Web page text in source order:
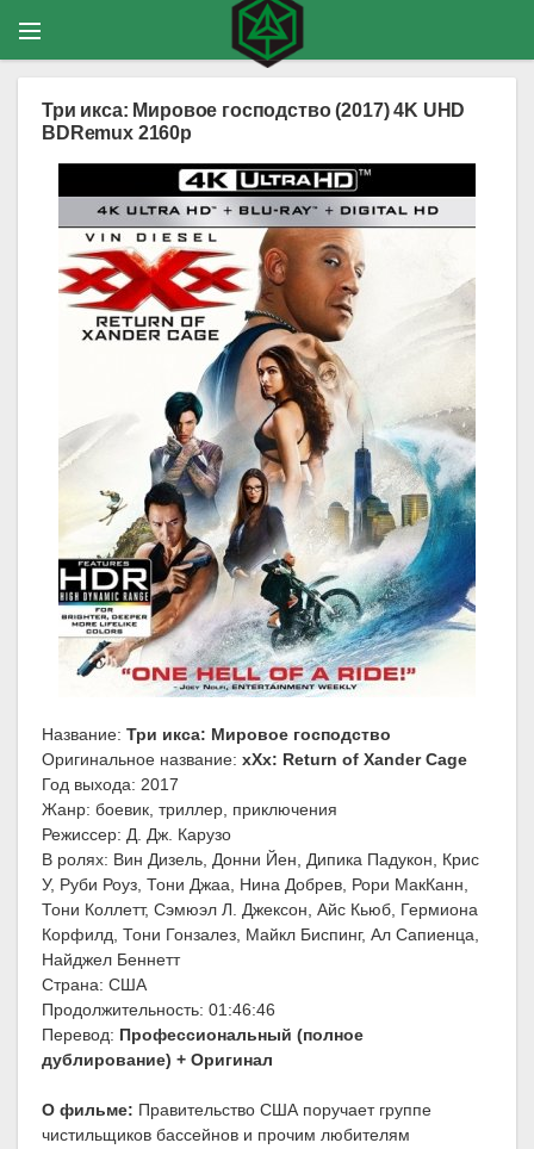
Три икса: Мировое господство (2017) 4K UHD
BDRemux 2160p
Название: Три икса: Мировое господство
Оригинальное название: xXx: Return of Xander Cage
Год выхода: 2017
Жанр: боевик, триллер, приключения
Режиссер: Д. Дж. Карузо
В ролях: Вин Дизель, Донни Йен, Дипика Падукон, Крис
У, Руби Роуз, Тони Джаа, Нина Добрев, Рори МакКанн,
Тони Коллетт, Сэмюэл Л. Джексон, Айс Кьюб, Гермиона
Корфилд, Тони Гонзалез, Майкл Биспинг, Ал Сапиенца,
Найджел Беннетт
Страна: США
Продолжительность: 01:46:46
Перевод: Профессиональный (полное
дублирование) + Оригинал
О фильме: Правительство США поручает группе
чистильщиков бассейнов и прочим любителям